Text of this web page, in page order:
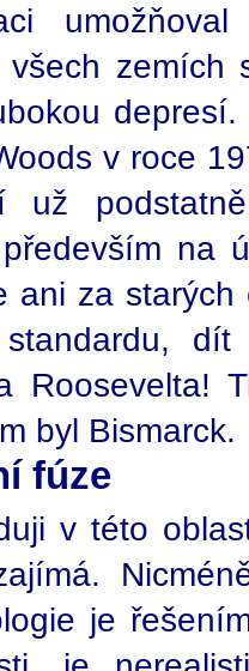
umožňoval
zemích
v roce
už
na
ani za
Roosevelta!
byl Bismarck.
fúze
v této
je